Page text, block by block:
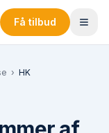
Få tilbud
› HK